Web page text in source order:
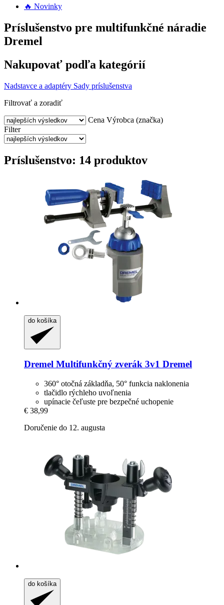
🔥 Novinky
Príslušenstvo pre multifunkčné náradie
Dremel
Nakupovať podľa kategórií
Nadstavce a adaptéry Sady príslušenstva
Filtrovať a zoradiť
Cena Výrobca (značka)
Filter
Príslušenstvo: 14 produktov
do košíka
Dremel Multifunkčný zverák 3v1 Dremel
360° otočná základňa, 50° funkcia naklonenia
tlačidlo rýchleho uvoľnenia
upínacie čeľuste pre bezpečné uchopenie
€ 38,99
Doručenie do 12. augusta
do košíka